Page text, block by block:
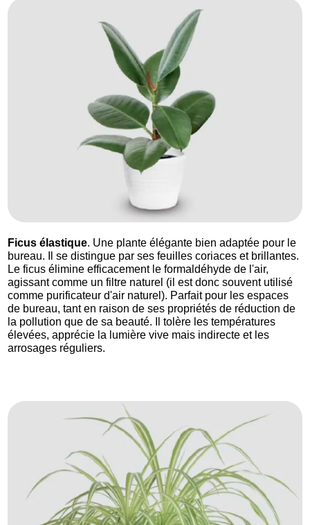
Ficus élastique. Une plante élégante bien adaptée pour le
bureau. Il se distingue par ses feuilles coriaces et brillantes.
Le ficus élimine efficacement le formaldéhyde de l'air,
agissant comme un filtre naturel (il est donc souvent utilisé
comme purificateur d'air naturel). Parfait pour les espaces
de bureau, tant en raison de ses propriétés de réduction de
la pollution que de sa beauté. Il tolère les températures
élevées, apprécie la lumière vive mais indirecte et les
arrosages réguliers.